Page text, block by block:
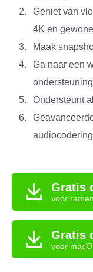
Geniet van
4K en
Maak
Ga naar een
Ondersteunt
Gratis
voor ramen
Gratis
voor